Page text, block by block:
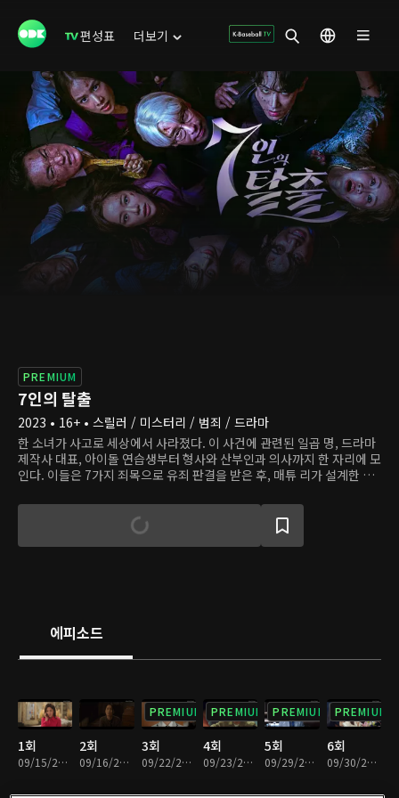
편성표 더보기
PREMIUM
7인의 탈출
2023 • 16+ • 스릴러 / 미스터리 / 범죄 / 드라마
한 소녀가 사고로 세상에서 사라졌다. 이 사건에 관련된 일곱 명, 드라마
제작사 대표, 아이돌 연습생부터 형사와 산부인과 의사까지 한 자리에 모
인다. 이들은 7가지 죄목으로 유죄 판결을 받은 후, 매튜 리가 설계한 게
살아남고자 한다. 과연 악인들이 저지른, 씻을 수 없는 죄는 무엇일까?
에피소드
1회
09/15/2023 • 1시간 28분
2회
09/16/2023 • 1시간 4분
PREMIUM
3회
09/22/2023 • 1시간 17분
PREMIUM
4회
09/23/2023 • 1시간 10분
PREMIUM
5회
09/29/2023 • 1시간 13분
PREMIUM
6회
09/30/2023 • 1시간 5분